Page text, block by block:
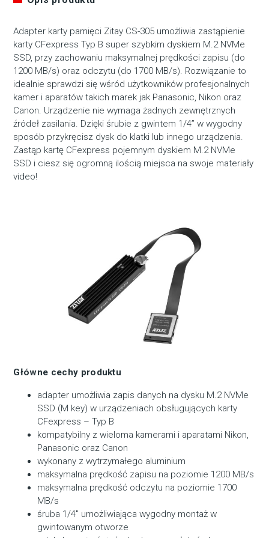
Adapter karty pamięci Zitay CS-305 umożliwia zastąpienie
karty CFexpress Typ B super szybkim dyskiem M.2 NVMe
SSD, przy zachowaniu maksymalnej prędkości zapisu (do
1200 MB/s) oraz odczytu (do 1700 MB/s). Rozwiązanie to
idealnie sprawdzi się wśród użytkowników profesjonalnych
kamer i aparatów takich marek jak Panasonic, Nikon oraz
Canon. Urządzenie nie wymaga żadnych zewnętrznych
źródeł zasilania. Dzięki śrubie z gwintem 1/4” w wygodny
sposób przykręcisz dysk do klatki lub innego urządzenia.
Zastąp kartę CFexpress pojemnym dyskiem M.2 NVMe
SSD i ciesz się ogromną ilością miejsca na swoje materiały
video!
Główne cechy produktu
adapter umożliwia zapis danych na dysku M.2 NVMe
SSD (M key) w urządzeniach obsługujących karty
CFexpress – Typ B
kompatybilny z wieloma kamerami i aparatami Nikon,
Panasonic oraz Canon
wykonany z wytrzymałego aluminium
maksymalna prędkość zapisu na poziomie 1200 MB/s
maksymalna prędkość odczytu na poziomie 1700
MB/s
śruba 1/4″ umożliwiająca wygodny montaż w
gwintowanym otworze